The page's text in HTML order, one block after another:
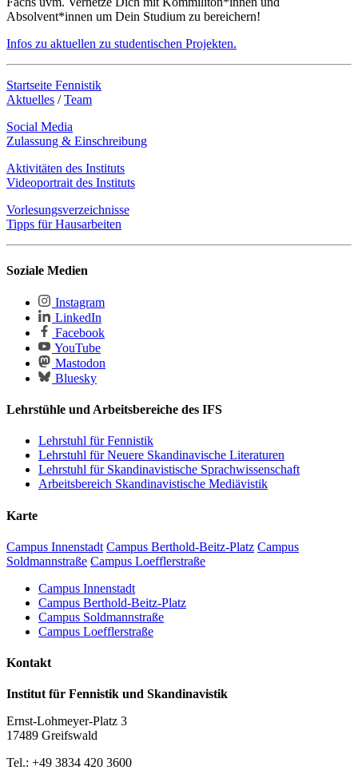
Absolvent*innen um Dein Studium zu bereichern!
Infos zu aktuellen zu studentischen Projekten.
Startseite Fennistik
Aktuelles /Team
Social Media
Zulassung & Einschreibung
Aktivitäten des Instituts
Videoportrait des Instituts
Vorlesungsverzeichnisse
Tipps für Hausarbeiten
Soziale Medien
Instagram
LinkedIn
Facebook
YouTube
Mastodon
Bluesky
Lehrstühle und Arbeitsbereiche des IFS
Lehrstuhl für Fennistik
Lehrstuhl für Neuere Skandinavische Literaturen
Lehrstuhl für Skandinavistische Sprachwissenschaft
Arbeitsbereich Skandinavistische Mediävistik
Karte
Campus Innenstadt Campus Berthold-Beitz-Platz Campus
Soldmannstraße Campus Loefflerstraße
Campus Innenstadt
Campus Berthold-Beitz-Platz
Campus Soldmannstraße
Campus Loefflerstraße
Kontakt
Institut für Fennistik und Skandinavistik
Ernst-Lohmeyer-Platz 3
17489 Greifswald
Tel.: +49 3834 420 3600